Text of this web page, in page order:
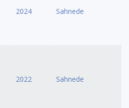
2024 Sahnede
2022 Sahnede